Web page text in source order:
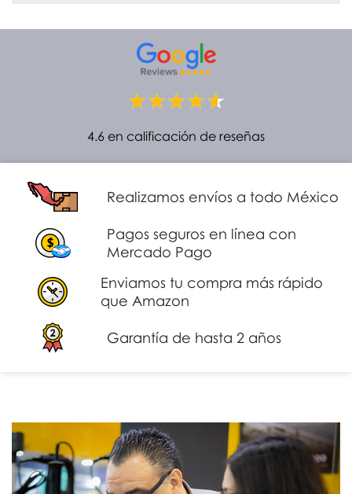
4.6 en calificación de reseñas
Realizamos envíos a todo México
Pagos seguros en línea con
Mercado Pago
Enviamos tu compra más rápido
que Amazon
Garantía de hasta 2 años